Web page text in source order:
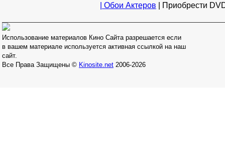
| Обои Актеров | Приобрести
Использование материалов Кино Сайта разрешается если
в вашем материале используется активная ссылкой на наш
сайт.
Все Права Защищены © Kinosite.net 2006-2026